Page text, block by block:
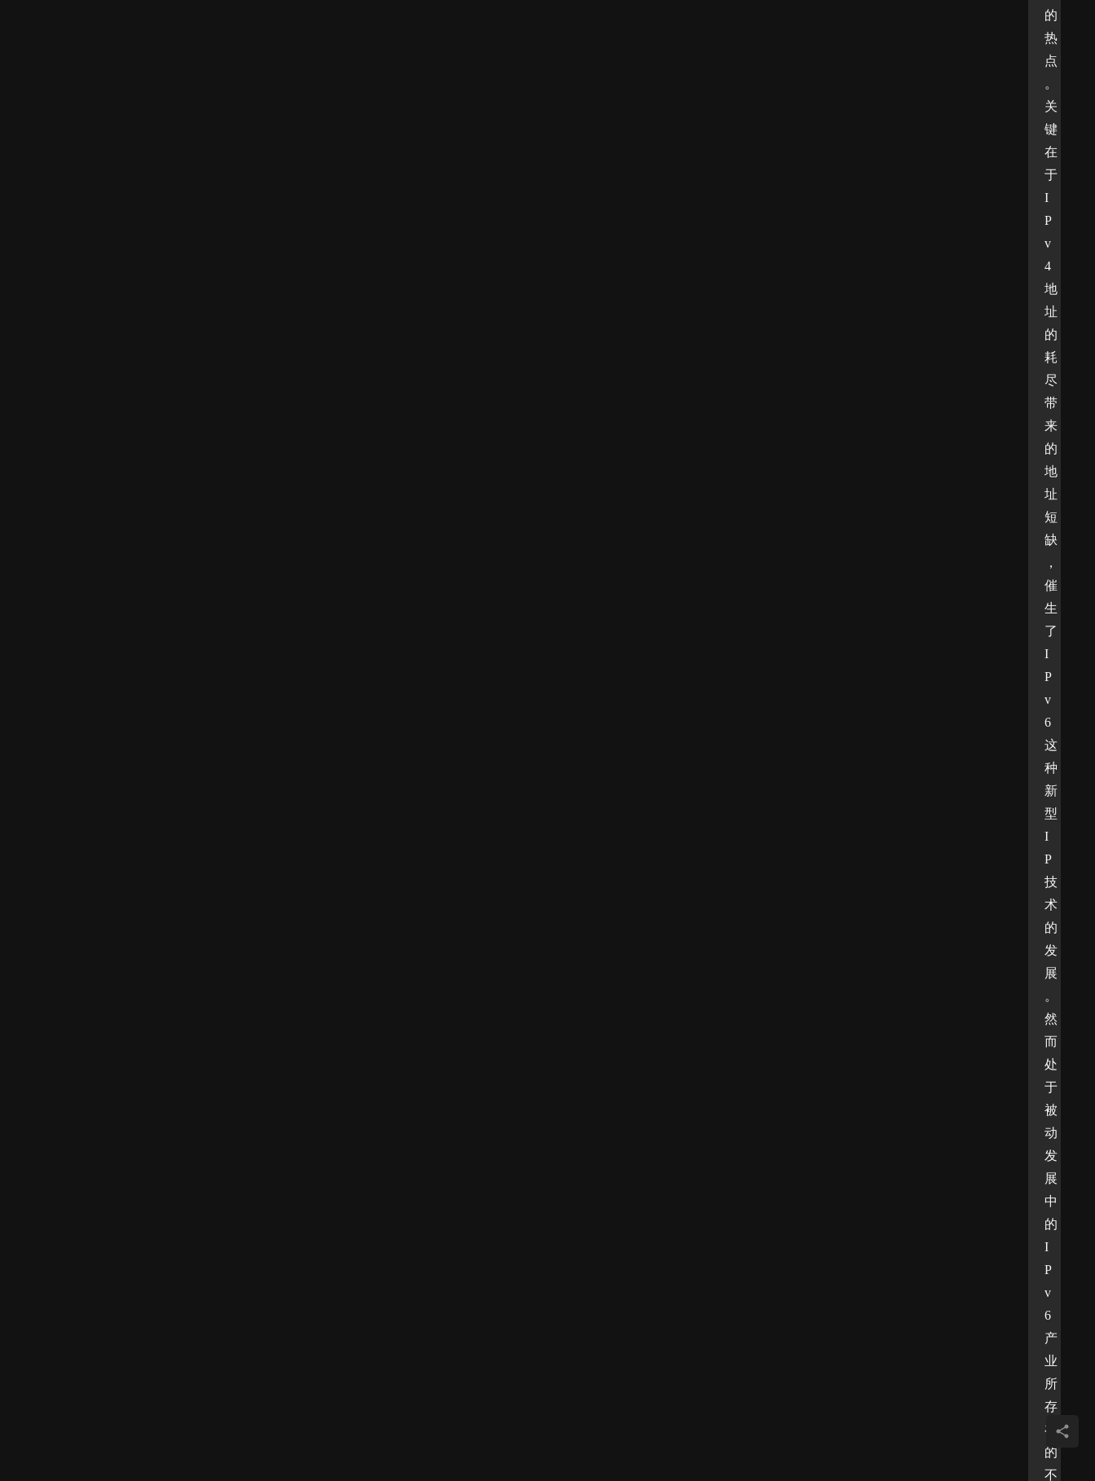
的
热
点
。
关
键
在
于
I
P
v
4
地
址
的
耗
尽
带
来
的
地
址
短
缺
，
催
生
了
I
P
v
6
这
种
新
型
I
P
技
术
的
发
展
。
然
而
处
于
被
动
发
展
中
的
I
P
v
6
产
业
所
存
在
的
不